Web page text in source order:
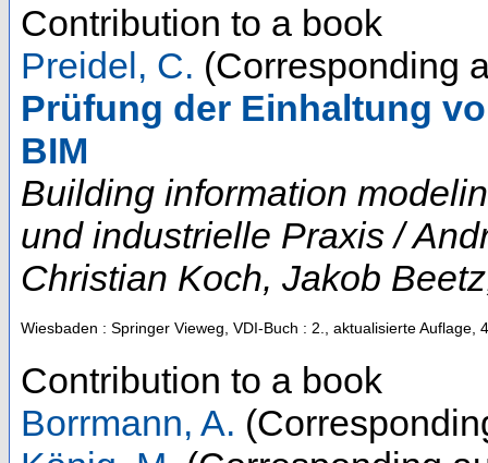
Contribution to a book
Preidel, C. (Corresponding
Prüfung der Einhaltung
BIM
Building information
und industrielle Praxis /
Christian Koch, Jakob
Wiesbaden : Springer Vieweg, VDI-Buch : 2., aktualisierte Auflage,
Contribution to a book
Borrmann, A.